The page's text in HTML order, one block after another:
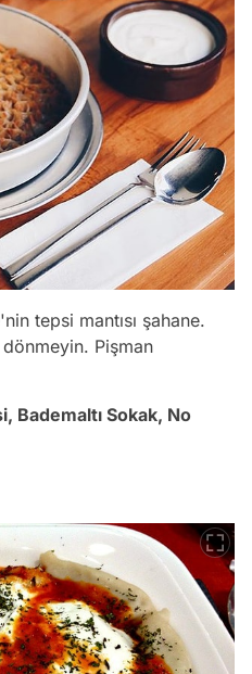
tepsi mantısı şahane.
Pişman
Bademaltı Sokak, No